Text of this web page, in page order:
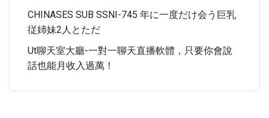
CHINASES SUB SSNI-745 年に一度だけ会う巨乳
従姉妹2人とただ
Ut聊天室大廳-一對一聊天直播軟體，只要你會說
話也能月收入過萬！